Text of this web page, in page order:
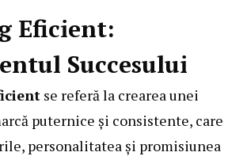
Eficient:
Succesului
se referă la crearea unei
puternice și consistente, care
personalitatea și promisiunea